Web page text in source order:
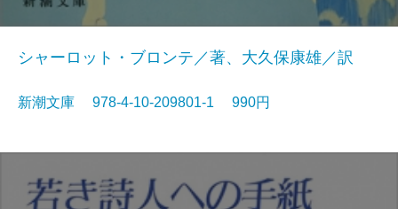
シャーロット・ブロンテ／著、大久保康雄／訳
新潮文庫 978-4-10-209801-1 990円